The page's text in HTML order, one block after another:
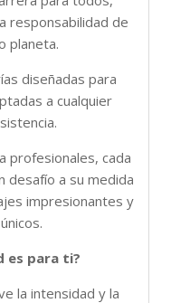
responsabilidad de
planeta.
diseñadas para
a cualquier
profesionales, cada
desafío a su medida
impresionantes y
es para ti?
la intensidad y la